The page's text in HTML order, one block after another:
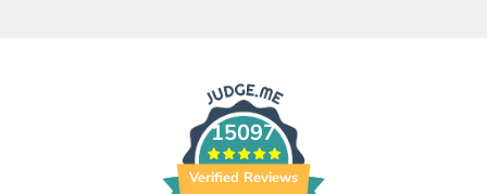
15097
Verified Reviews